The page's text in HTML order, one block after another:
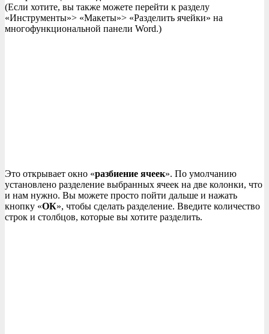
(Если хотите, вы также можете перейти к разделу
«Инструменты»> «Макеты»> «Разделить ячейки» на
многофункциональной панели Word.)
Это открывает окно «разбиение ячеек». По умолчанию
установлено разделение выбранных ячеек на две колонки, что
и нам нужно. Вы можете просто пойти дальше и нажать
кнопку «ОК», чтобы сделать разделение. Введите количество
строк и столбцов, которые вы хотите разделить.